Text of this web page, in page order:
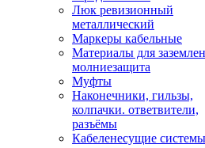
Люк ревизионный
металлический
Маркеры кабельные
Материалы для
молниезащита
Муфты
Наконечники, гильзы,
колпачки. ответвители,
разъёмы
Кабеленесущие системы